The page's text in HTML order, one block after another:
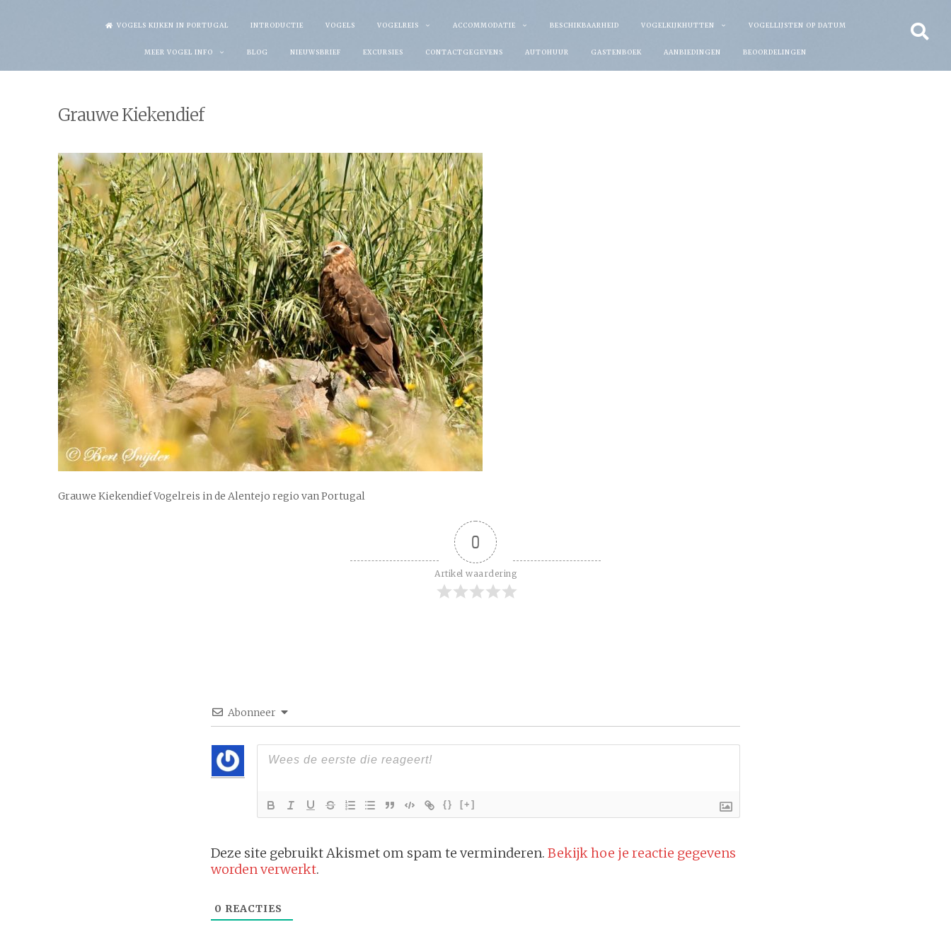
VOGELS KIJKEN IN PORTUGAL INTRODUCTIE VOGELS VOGELREIS ACCOMMODATIE BESCHIKBAARHEID VOGELKIJKHUTTEN VOGELLIJSTEN OP DATUM
MEER VOGEL INFO BLOG NIEUWSBRIEF EXCURSIES CONTACTGEGEVENS AUTOHUUR GASTENBOEK AANBIEDINGEN BEOORDELINGEN
Grauwe Kiekendief
Grauwe Kiekendief Vogelreis in de Alentejo regio van Portugal
0
Artikel waardering
Abonneer
{} [+]
Deze site gebruikt Akismet om spam te verminderen. Bekijk hoe je reactie gegevens
worden verwerkt.
0 REACTIES